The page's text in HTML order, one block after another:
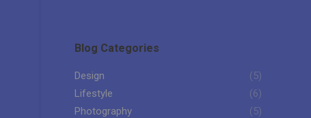
Blog Categories
Design
(5)
Lifestyle
(6)
Photography
(5)